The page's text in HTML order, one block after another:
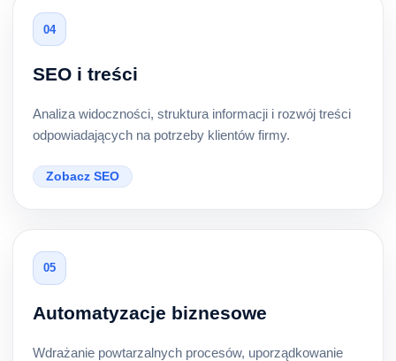
04
SEO i treści
Analiza widoczności, struktura informacji i rozwój treści
odpowiadających na potrzeby klientów firmy.
Zobacz SEO
05
Automatyzacje biznesowe
Wdrażanie powtarzalnych procesów, uporządkowanie